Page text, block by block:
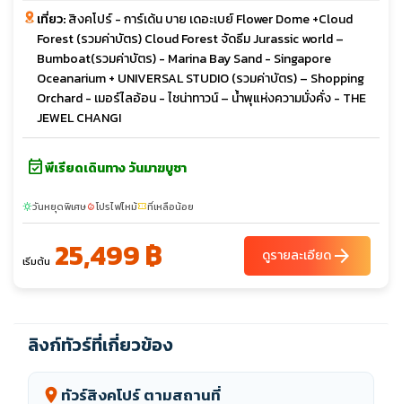
เที่ยว:สิงคโปร์ - การ์เด้น บาย เดอะเบย์ Flower Dome +Cloud
Forest (รวมค่าบัตร) Cloud Forest จัดธีม Jurassic world –
Bumboat(รวมค่าบัตร) - Marina Bay Sand - Singapore
Oceanarium + UNIVERSAL STUDIO (รวมค่าบัตร) – Shopping
Orchard - เมอร์ไลอ้อน - ไชน่าทาวน์ – น้ำพุแห่งความมั่งคั่ง - THE
JEWEL CHANGI
event_availableพีเรียดเดินทาง วันมาฆบูชา
sunnyวันหยุดพิเศษlocal_fire_departmentโปรไฟไหม้confirmation_numberที่เหลือน้อย
เริ่มต้น 25,499 ฿ ดูรายละเอียดarrow_forward
ลิงก์ทัวร์ที่เกี่ยวข้อง
location_on ทัวร์สิงคโปร์ ตามสถานที่